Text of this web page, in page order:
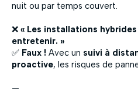
nuit ou par temps couvert.
❌ « Les installations
entretenir. »
✅ Faux ! Avec un suivi à
proactive, les risques de
—